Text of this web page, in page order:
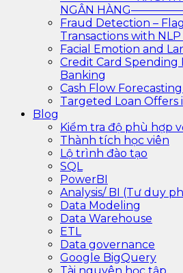
NGÂN
Fraud Detection –
Transactions with
Facial Emotion and
Credit Card Spending
Banking
Cash Flow
Targeted Loan Offers
Blog
Kiểm tra độ phù hợp
Thành tích học viên
Lộ trình đào tạo
SQL
PowerBI
Analysis/ BI (Tư duy
Data Modeling
Data Warehouse
ETL
Data governance
Google BigQuery